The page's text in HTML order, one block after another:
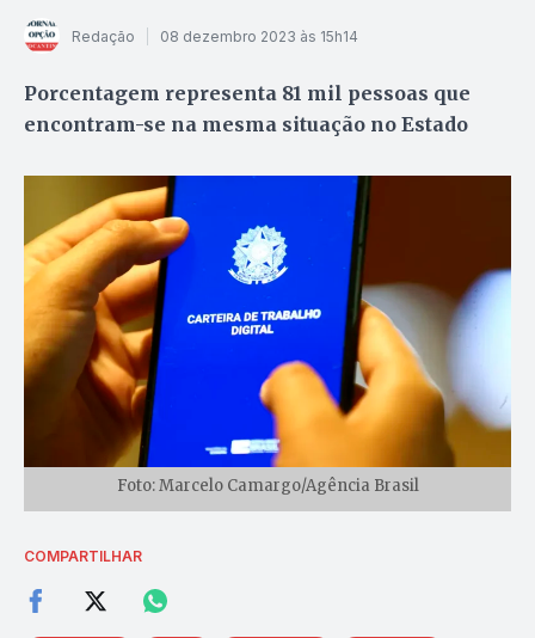
Redação 08 dezembro 2023 às 15h14
Porcentagem representa 81 mil pessoas que
encontram-se na mesma situação no Estado
Foto: Marcelo Camargo/Agência Brasil
COMPARTILHAR